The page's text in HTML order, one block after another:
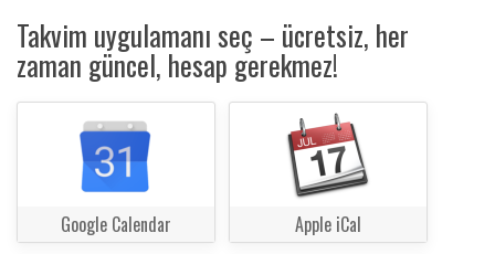
Takvim uygulamanı seç – ücretsiz, her
zaman güncel, hesap gerekmez!
Google Calendar Apple iCal